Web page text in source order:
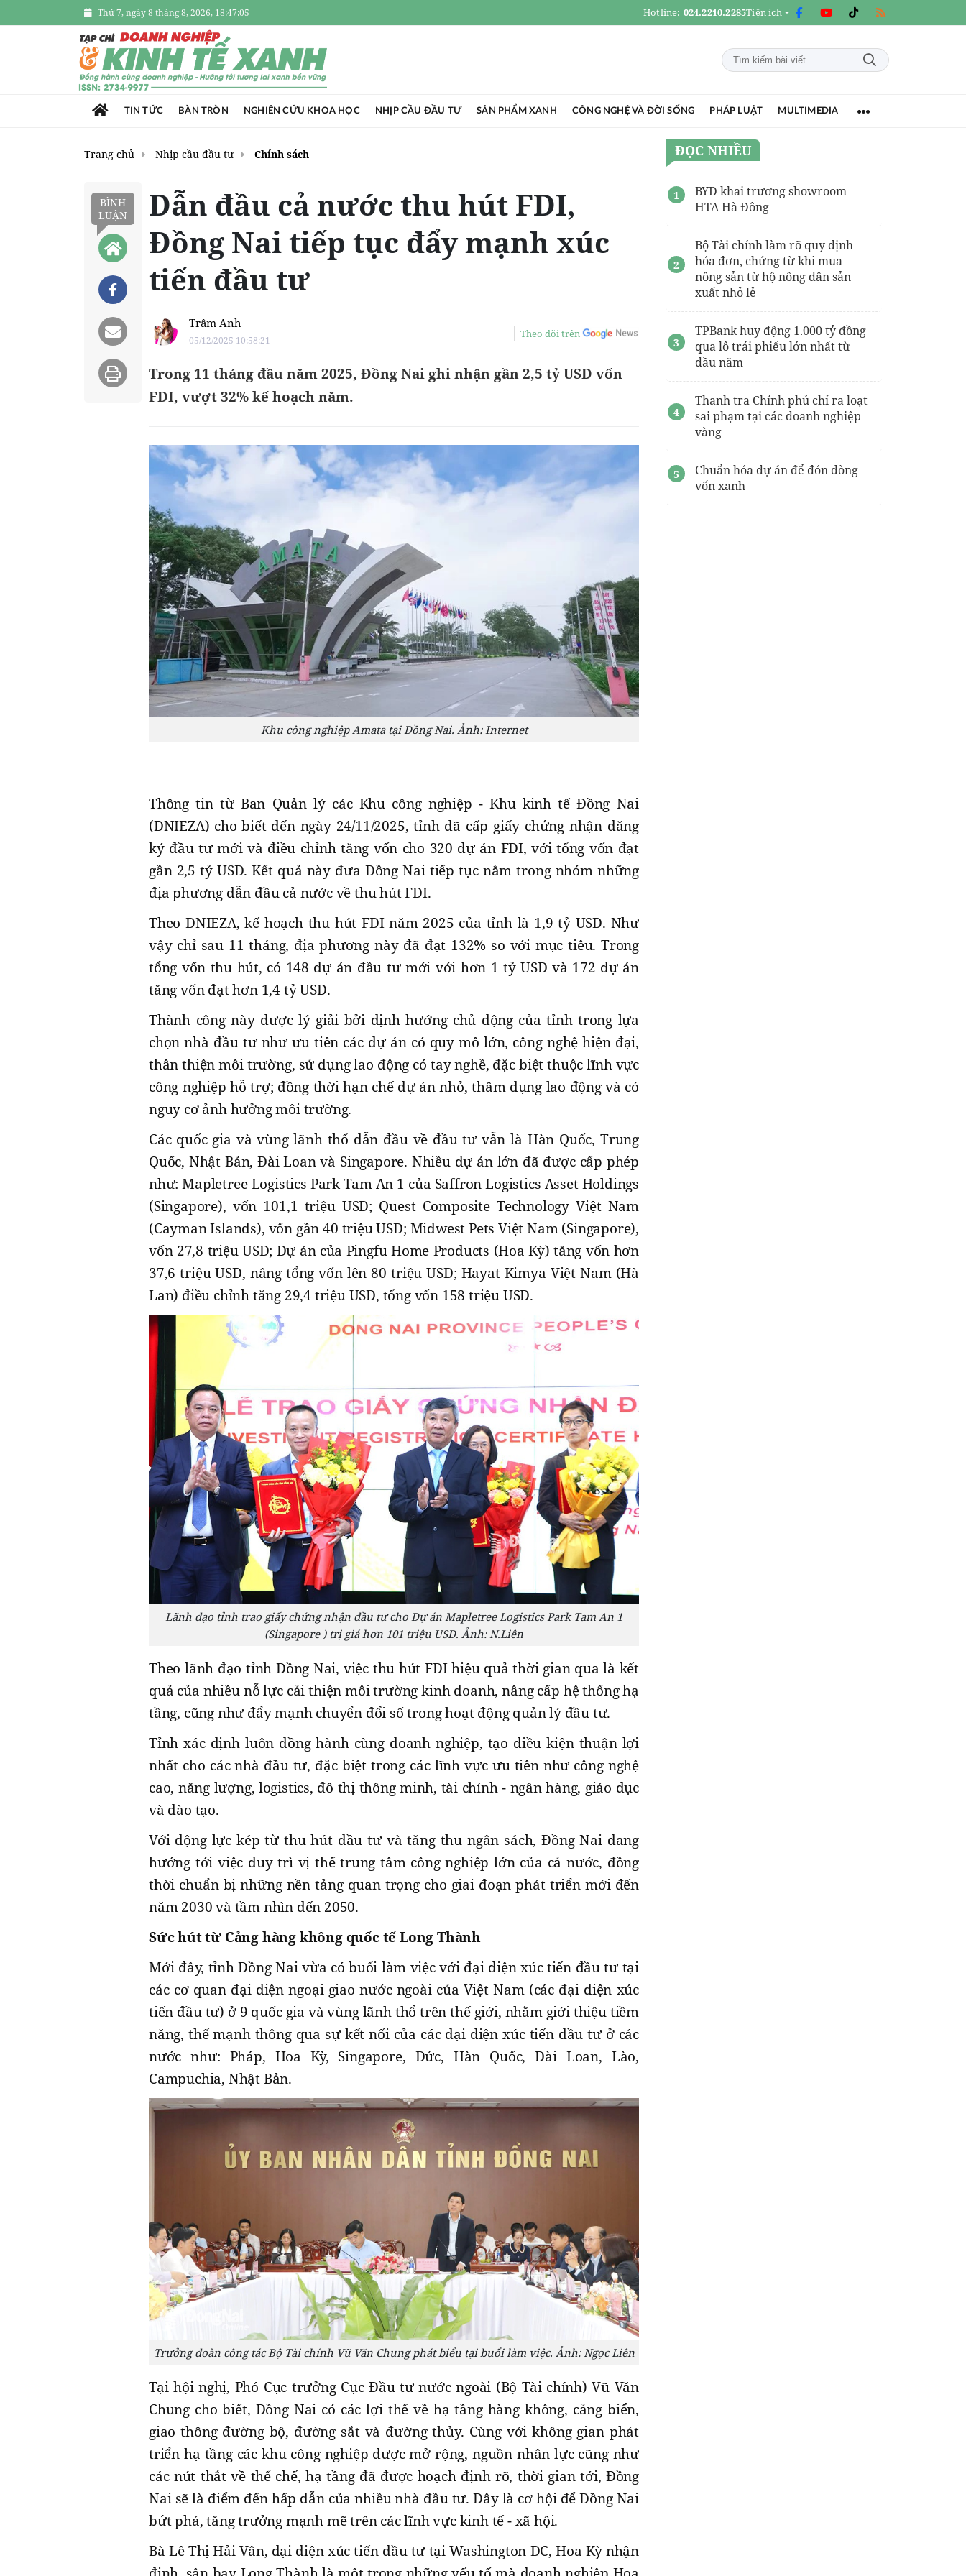
Thứ 7, ngày 8 tháng 8, 2026, 18:47:07 Hotline: 024.2210.2285Tiện ích
TIN TỨC BÀN TRÒN NGHIÊN CỨU KHOA HỌC NHỊP CẦU ĐẦU TƯ SẢN PHẨM XANH CÔNG NGHỆ VÀ ĐỜI SỐNG PHÁP LUẬT MULTIMEDIA
Trang chủ Nhịp cầu đầu tư Chính sách
BÌNH
LUẬN
Dẫn đầu cả nước thu hút FDI,
Đồng Nai tiếp tục đẩy mạnh xúc
tiến đầu tư
Trâm Anh
05/12/2025 10:58:21
Theo dõi trên
Trong 11 tháng đầu năm 2025, Đồng Nai ghi nhận gần 2,5 tỷ USD vốn
FDI, vượt 32% kế hoạch năm.
Khu công nghiệp Amata tại Đồng Nai. Ảnh: Internet
Thông tin từ Ban Quản lý các Khu công nghiệp - Khu kinh tế Đồng Nai
(DNIEZA) cho biết đến ngày 24/11/2025, tỉnh đã cấp giấy chứng nhận đăng
ký đầu tư mới và điều chỉnh tăng vốn cho 320 dự án FDI, với tổng vốn đạt
gần 2,5 tỷ USD. Kết quả này đưa Đồng Nai tiếp tục nằm trong nhóm những
địa phương dẫn đầu cả nước về thu hút FDI.
Theo DNIEZA, kế hoạch thu hút FDI năm 2025 của tỉnh là 1,9 tỷ USD. Như
vậy chỉ sau 11 tháng, địa phương này đã đạt 132% so với mục tiêu. Trong
tổng vốn thu hút, có 148 dự án đầu tư mới với hơn 1 tỷ USD và 172 dự án
tăng vốn đạt hơn 1,4 tỷ USD.
Thành công này được lý giải bởi định hướng chủ động của tỉnh trong lựa
chọn nhà đầu tư như ưu tiên các dự án có quy mô lớn, công nghệ hiện đại,
thân thiện môi trường, sử dụng lao động có tay nghề, đặc biệt thuộc lĩnh vực
công nghiệp hỗ trợ; đồng thời hạn chế dự án nhỏ, thâm dụng lao động và có
nguy cơ ảnh hưởng môi trường.
Các quốc gia và vùng lãnh thổ dẫn đầu về đầu tư vẫn là Hàn Quốc, Trung
Quốc, Nhật Bản, Đài Loan và Singapore. Nhiều dự án lớn đã được cấp phép
như: Mapletree Logistics Park Tam An 1 của Saffron Logistics Asset Holdings
(Singapore), vốn 101,1 triệu USD; Quest Composite Technology Việt Nam
(Cayman Islands), vốn gần 40 triệu USD; Midwest Pets Việt Nam (Singapore),
vốn 27,8 triệu USD; Dự án của Pingfu Home Products (Hoa Kỳ) tăng vốn hơn
37,6 triệu USD, nâng tổng vốn lên 80 triệu USD; Hayat Kimya Việt Nam (Hà
Lan) điều chỉnh tăng 29,4 triệu USD, tổng vốn 158 triệu USD.
Lãnh đạo tỉnh trao giấy chứng nhận đầu tư cho Dự án Mapletree Logistics Park Tam An 1
(Singapore ) trị giá hơn 101 triệu USD. Ảnh: N.Liên
Theo lãnh đạo tỉnh Đồng Nai, việc thu hút FDI hiệu quả thời gian qua là kết
quả của nhiều nỗ lực cải thiện môi trường kinh doanh, nâng cấp hệ thống hạ
tầng, cũng như đẩy mạnh chuyển đổi số trong hoạt động quản lý đầu tư.
Tỉnh xác định luôn đồng hành cùng doanh nghiệp, tạo điều kiện thuận lợi
nhất cho các nhà đầu tư, đặc biệt trong các lĩnh vực ưu tiên như công nghệ
cao, năng lượng, logistics, đô thị thông minh, tài chính - ngân hàng, giáo dục
và đào tạo.
Với động lực kép từ thu hút đầu tư và tăng thu ngân sách, Đồng Nai đang
hướng tới việc duy trì vị thế trung tâm công nghiệp lớn của cả nước, đồng
thời chuẩn bị những nền tảng quan trọng cho giai đoạn phát triển mới đến
năm 2030 và tầm nhìn đến 2050.
Sức hút từ Cảng hàng không quốc tế Long Thành
Mới đây, tỉnh Đồng Nai vừa có buổi làm việc với đại diện xúc tiến đầu tư tại
các cơ quan đại diện ngoại giao nước ngoài của Việt Nam (các đại diện xúc
tiến đầu tư) ở 9 quốc gia và vùng lãnh thổ trên thế giới, nhằm giới thiệu tiềm
năng, thế mạnh thông qua sự kết nối của các đại diện xúc tiến đầu tư ở các
nước như: Pháp, Hoa Kỳ, Singapore, Đức, Hàn Quốc, Đài Loan, Lào,
Campuchia, Nhật Bản.
Trưởng đoàn công tác Bộ Tài chính Vũ Văn Chung phát biểu tại buổi làm việc. Ảnh: Ngọc Liên
Tại hội nghị, Phó Cục trưởng Cục Đầu tư nước ngoài (Bộ Tài chính) Vũ Văn
Chung cho biết, Đồng Nai có các lợi thế về hạ tầng hàng không, cảng biển,
giao thông đường bộ, đường sắt và đường thủy. Cùng với không gian phát
triển hạ tầng các khu công nghiệp được mở rộng, nguồn nhân lực cũng như
các nút thắt về thể chế, hạ tầng đã được hoạch định rõ, thời gian tới, Đồng
Nai sẽ là điểm đến hấp dẫn của nhiều nhà đầu tư. Đây là cơ hội để Đồng Nai
bứt phá, tăng trưởng mạnh mẽ trên các lĩnh vực kinh tế - xã hội.
Bà Lê Thị Hải Vân, đại diện xúc tiến đầu tư tại Washington DC, Hoa Kỳ nhận
ĐỌC NHIỀU
BYD khai trương showroom
HTA Hà Đông
Bộ Tài chính làm rõ quy định
hóa đơn, chứng từ khi mua
nông sản từ hộ nông dân sản
xuất nhỏ lẻ
TPBank huy động 1.000 tỷ đồng
qua lô trái phiếu lớn nhất từ
đầu năm
Thanh tra Chính phủ chỉ ra loạt
sai phạm tại các doanh nghiệp
vàng
Chuẩn hóa dự án để đón dòng
vốn xanh